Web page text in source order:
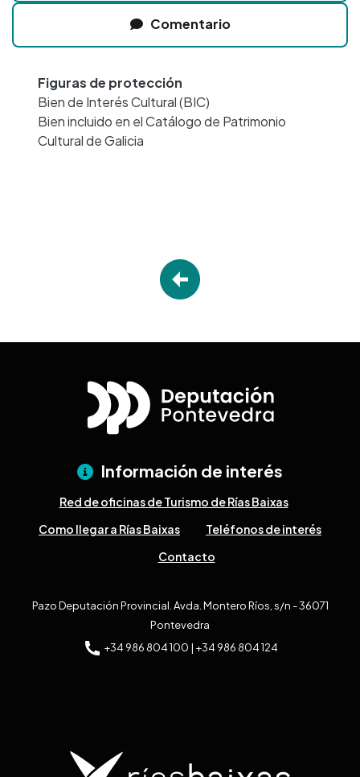
Comentario
Figuras de protección
Bien de Interés Cultural (BIC)
Bien incluido en el Catálogo de Patrimonio
Cultural de Galicia
Información de interés
Red de oficinas de Turismo de Rías Baixas
Como llegar a Rías Baixas
Teléfonos de interés
Contacto
Pazo Deputación Provincial. Avda. Montero Ríos, s/n - 36071
Pontevedra
+34 986 804 100 | +34 986 804 124